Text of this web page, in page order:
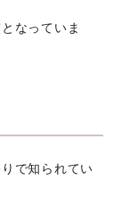
なっていま
で知られてい